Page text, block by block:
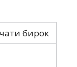
бирок